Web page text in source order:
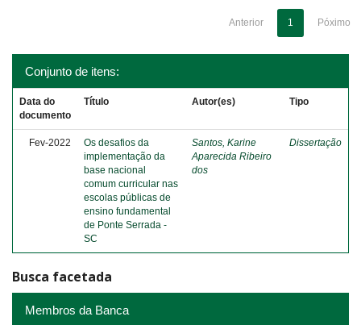
Anterior 1 Póximo
Conjunto de itens:
Data do
documento
Título Autor(es) Tipo
Fev-2022
Os desafios da
implementação da
base nacional
comum curricular nas
escolas públicas de
ensino fundamental
de Ponte Serrada -
SC
Santos, Karine
Aparecida Ribeiro
dos
Dissertação
Busca facetada
Membros da Banca